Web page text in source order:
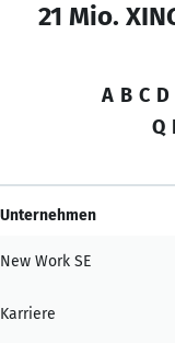
21 Mio.
A B C D
Q
Unternehmen
New Work SE
Karriere